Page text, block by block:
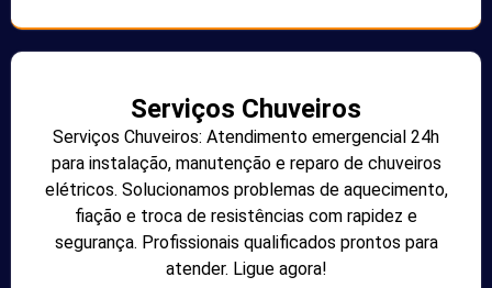
Serviços Chuveiros
Serviços Chuveiros: Atendimento emergencial 24h
para instalação, manutenção e reparo de chuveiros
elétricos. Solucionamos problemas de aquecimento,
fiação e troca de resistências com rapidez e
segurança. Profissionais qualificados prontos para
atender. Ligue agora!